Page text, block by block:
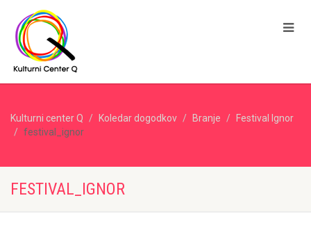
Kulturni center Q Koledar dogodkov Branje
Festival Ignor
festival_ignor
FESTIVAL_IGNOR